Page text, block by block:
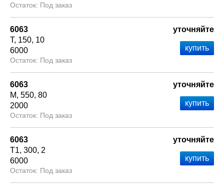
Под заказ
6063
Т 150 10
6000
Под заказ
уточняйте
6063
М 550 80
2000
Под заказ
уточняйте
6063
Т1 300 2
6000
Под заказ
уточняйте